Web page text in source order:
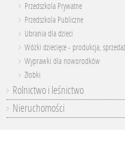
Przedszkola Prywatne
Przedszkola Publiczne
Ubrania dla dzieci
Wózki dziecięce - produkcja, sprzedaż
Wyprawki dla noworodków
Żłobki
Rolnictwo i leśnictwo
Nieruchomości